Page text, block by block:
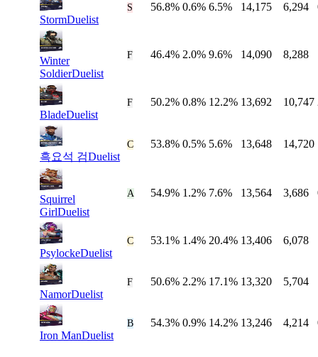
StormDuelist
S 56.8% 0.6% 6.5% 14,175 6,294
Winter
SoldierDuelist
F 46.4% 2.0% 9.6% 14,090 8,288
BladeDuelist
F 50.2% 0.8% 12.2% 13,692 10,747
흑요석 검Duelist
C 53.8% 0.5% 5.6% 13,648 14,720
Squirrel
GirlDuelist
A 54.9% 1.2% 7.6% 13,564 3,686
PsylockeDuelist
C 53.1% 1.4% 20.4% 13,406 6,078
NamorDuelist
F 50.6% 2.2% 17.1% 13,320 5,704
Iron ManDuelist
B 54.3% 0.9% 14.2% 13,246 4,214